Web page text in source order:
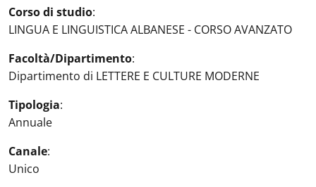
Corso di studio:
LINGUA E LINGUISTICA ALBANESE - CORSO AVANZATO
Facoltà/Dipartimento:
Dipartimento di LETTERE E CULTURE MODERNE
Tipologia:
Annuale
Canale:
Unico